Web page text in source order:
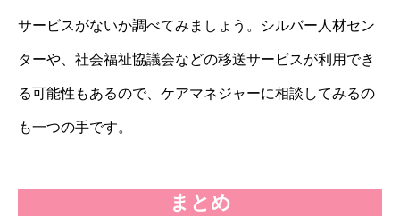
サービスがないか調べてみましょう。シルバー人材セン
ターや、社会福祉協議会などの移送サービスが利用でき
る可能性もあるので、ケアマネジャーに相談してみるの
も一つの手です。
まとめ